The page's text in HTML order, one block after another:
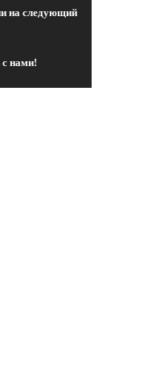
на следующий
нами!